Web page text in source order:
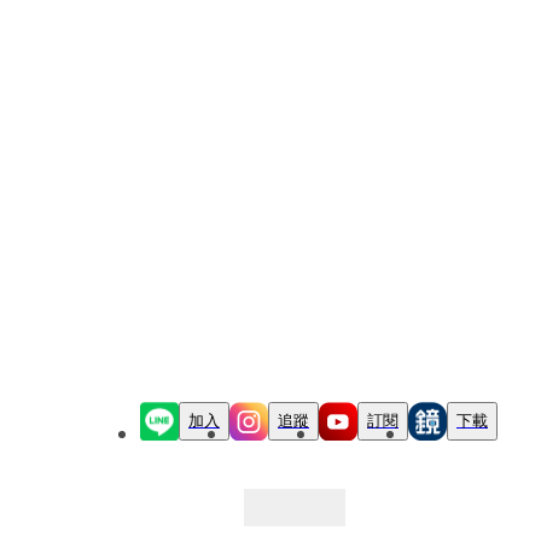
加入 追蹤 訂閱 下載